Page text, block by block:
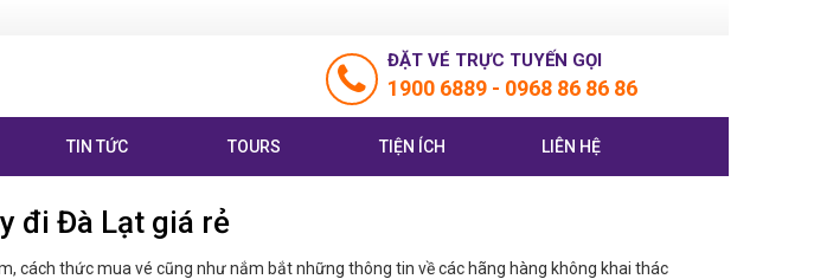
ĐẶT VÉ TRỰC TUYẾN GỌI
1900 6889 - 0968 86 86 86
TIN TỨC TOURS TIỆN ÍCH LIÊN HỆ
đi Đà Lạt giá rẻ
cách thức mua vé cũng như nắm bắt những thông tin về các hãng hàng không khai thác